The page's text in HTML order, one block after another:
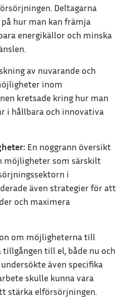
Deltagarna
hur man kan främja
energikällor och minska
av nuvarande och
inom
kretsade kring hur man
i hållbara och innovativa
En noggrann översikt
möjligheter som särskilt
i
även strategier för att
och maximera
om möjligheterna till
till el, både nu och
även specifika
skulle kunna vara
stärka elförsörjningen.